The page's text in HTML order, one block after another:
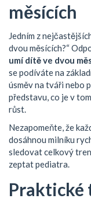
měsících
Jedním z
dvou měsících?“
umí dítě ve dvou
se podíváte na
úsměv na tváři nebo
představu, co je v
růst.
Nezapomeňte, že
dosáhnou milníku
sledovat celkový
zeptat pediatra.
Praktické